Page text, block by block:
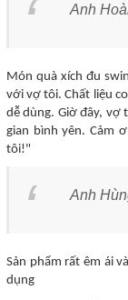
Anh
Món quà xích đu
với vợ tôi. Chất liệu
dễ dùng. Giờ đây, vợ
gian bình yên. Cảm
tôi!"
Anh
Sản phẩm rất êm ái
dụng